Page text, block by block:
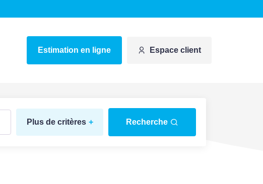
Estimation en ligne Espace client
Plus de critères + Recherche